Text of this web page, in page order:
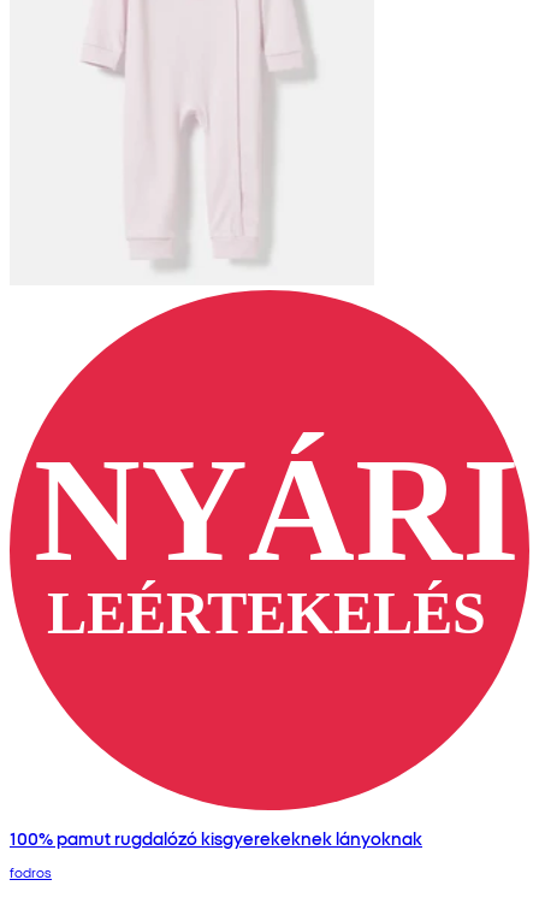
100% pamut rugdalózó kisgyerekeknek lányoknak
fodros